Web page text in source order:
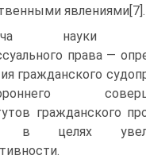
явлениями[7].
науки
права —
гражданского
гражданского
в целях